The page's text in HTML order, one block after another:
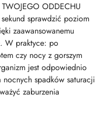
ODDECHU
sprawdzić poziom
zaawansowanemu
W praktyce: po
czy nocy z gorszym
jest odpowiednio
spadków saturacji
zaburzenia